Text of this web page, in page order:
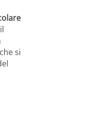
si